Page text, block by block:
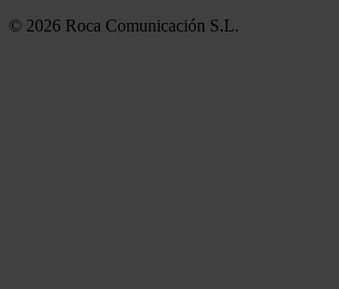
© 2026 Roca Comunicación S.L.